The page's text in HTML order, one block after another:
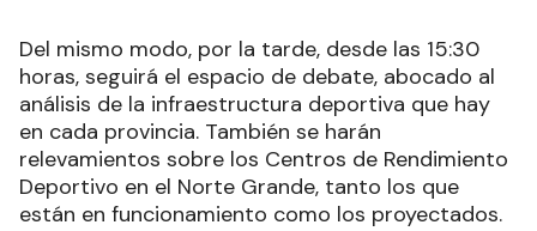
Del mismo modo, por la tarde, desde las 15:30
horas, seguirá el espacio de debate, abocado al
análisis de la infraestructura deportiva que hay
en cada provincia. También se harán
relevamientos sobre los Centros de Rendimiento
Deportivo en el Norte Grande, tanto los que
están en funcionamiento como los proyectados.